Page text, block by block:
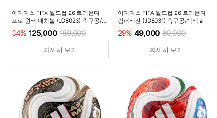
아디다스 FIFA 월드컵 26 트리온다
프로 윈터 매치볼 (JD8023) 축구공/
34% 125,000 189,000
자세히 보기
아디다스 FIFA 월드컵 26 트리온다
컴퍼티션 (JD8031) 축구공/백색 #
29% 49,000 69,000
자세히 보기